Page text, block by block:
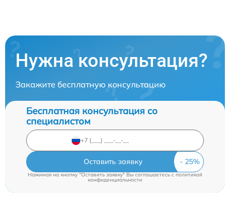
Нужна консультация?
Закажите бесплатную консультацию
Бесплатная консультация со
специалистом
Оставить заявку
Нажимая на кнопку "Оставить заявку" Вы соглашаетесь cполитикой
конфиденциальности